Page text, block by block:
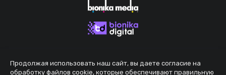
Продолжая использовать наш сайт, вы даете согласие на
обработку файлов cookie, которые обеспечивают правильную